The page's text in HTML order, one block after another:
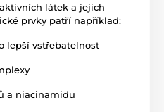
látek a jejich
prvky patří například:
lepší vstřebatelnost
a niacinamidu